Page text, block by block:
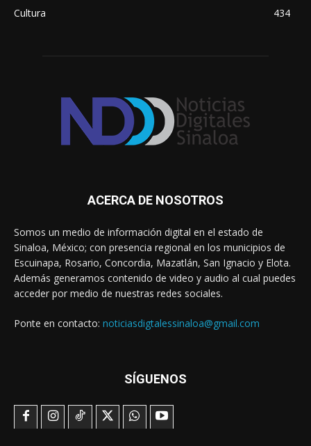
Cultura
434
ACERCA DE NOSOTROS
Somos un medio de información digital en el estado de
Sinaloa, México; con presencia regional en los municipios de
Escuinapa, Rosario, Concordia, Mazatlán, San Ignacio y Elota.
Además generamos contenido de video y audio al cual puedes
acceder por medio de nuestras redes sociales.
Ponte en contacto: noticiasdigtalessinaloa@gmail.com
SÍGUENOS